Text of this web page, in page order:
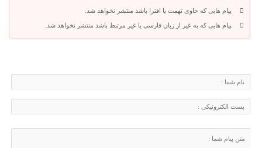
پیام هایی که حاوی تهمت یا افترا باشد منتشر نخواهد شد.
پیام هایی که به غیر از زبان فارسی یا غیر مرتبط باشد منتشر نخواهد شد.